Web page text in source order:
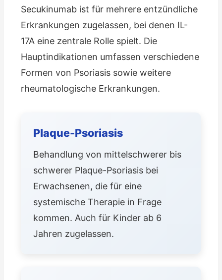
Secukinumab ist für mehrere entzündliche
Erkrankungen zugelassen, bei denen IL-
17A eine zentrale Rolle spielt. Die
Hauptindikationen umfassen verschiedene
Formen von Psoriasis sowie weitere
rheumatologische Erkrankungen.
Plaque-Psoriasis
Behandlung von mittelschwerer bis
schwerer Plaque-Psoriasis bei
Erwachsenen, die für eine
systemische Therapie in Frage
kommen. Auch für Kinder ab 6
Jahren zugelassen.